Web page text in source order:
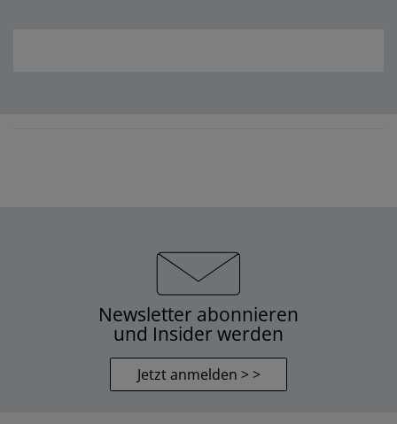
Newsletter abonnieren
und Insider werden
Jetzt anmelden > >